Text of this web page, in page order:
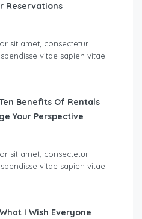
Reservations
sit amet, consectetur
vitae sapien vitae
Ten Benefits Of Rentals
Your Perspective
sit amet, consectetur
vitae sapien vitae
What I Wish Everyone